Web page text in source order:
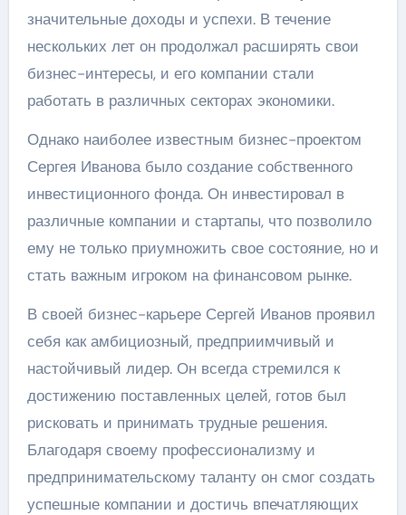
значительные доходы и успехи. В течение
нескольких лет он продолжал расширять свои
бизнес-интересы, и его компании стали
работать в различных секторах экономики.
Однако наиболее известным бизнес-проектом
Сергея Иванова было создание собственного
инвестиционного фонда. Он инвестировал в
различные компании и стартапы, что позволило
ему не только приумножить свое состояние, но и
стать важным игроком на финансовом рынке.
В своей бизнес-карьере Сергей Иванов проявил
себя как амбициозный, предприимчивый и
настойчивый лидер. Он всегда стремился к
достижению поставленных целей, готов был
рисковать и принимать трудные решения.
Благодаря своему профессионализму и
предпринимательскому таланту он смог создать
успешные компании и достичь впечатляющих